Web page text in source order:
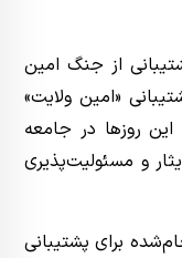
از جنگ امین
«امین ولایت»
روزها در جامعه
و مسئولیت‌پذیری
برای پشتیبانی